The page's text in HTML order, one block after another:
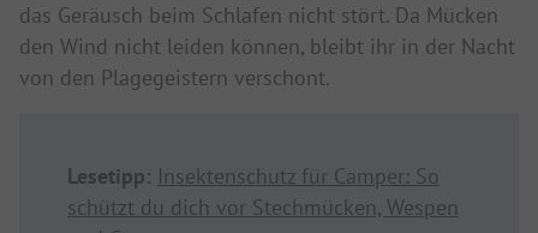
das Geräusch beim Schlafen nicht stört. Da Mücken
den Wind nicht leiden können, bleibt ihr in der Nacht
von den Plagegeistern verschont.
Lesetipp: Insektenschutz für Camper: So
schützt du dich vor Stechmücken, Wespen